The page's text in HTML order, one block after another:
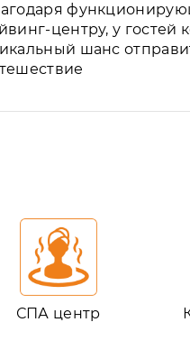
центру, у гостей
шанс
СПА центр